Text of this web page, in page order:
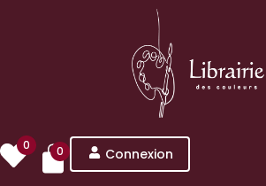
0 0 Connexion